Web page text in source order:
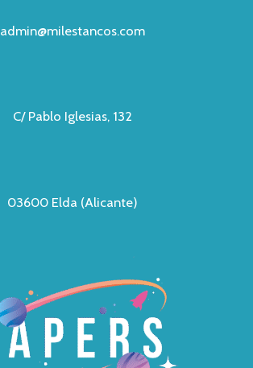
admin@milestancos.com
C/ Pablo Iglesias, 132
03600 Elda (Alicante)